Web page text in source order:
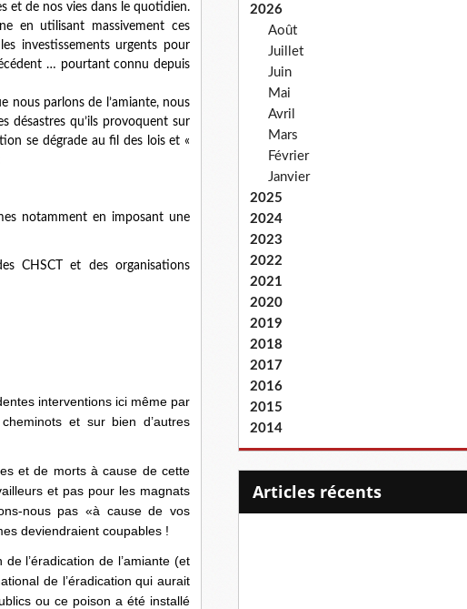
et de nos vies dans le quotidien.
en utilisant massivement ces
investissements urgents pour
… pourtant connu depuis
nous parlons de l’amiante, nous
désastres qu’ils provoquent sur
se dégrade au fil des lois et «
notamment en imposant une
CHSCT et des organisations
interventions ici même par
et sur bien d’autres
et de morts à cause de cette
et pas pour les magnats
nous pas «à cause de vos
deviendraient coupables !
l’éradication de l’amiante (et
de l’éradication qui aurait
ou ce poison a été installé
2026
Août
Juillet
Juin
Mai
Avril
Mars
Février
Janvier
2025
2024
2023
2022
2021
2020
2019
2018
2017
2016
2015
2014
articles récents